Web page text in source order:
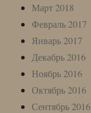
Март 2018
Февраль 2017
Январь 2017
Декабрь 2016
Ноябрь 2016
Октябрь 2016
Сентябрь 2016